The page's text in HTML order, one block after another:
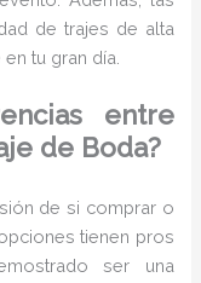
de trajes de alta
tu gran día.
entre
de Boda?
de si comprar o
tienen pros
ser una